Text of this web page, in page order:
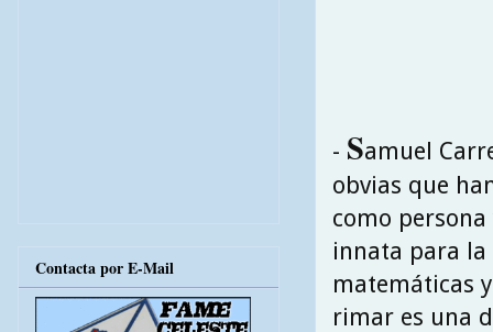
- Samuel
obvias que
como
innata para
matemáticas
rimar es una
Contacta por E-Mail